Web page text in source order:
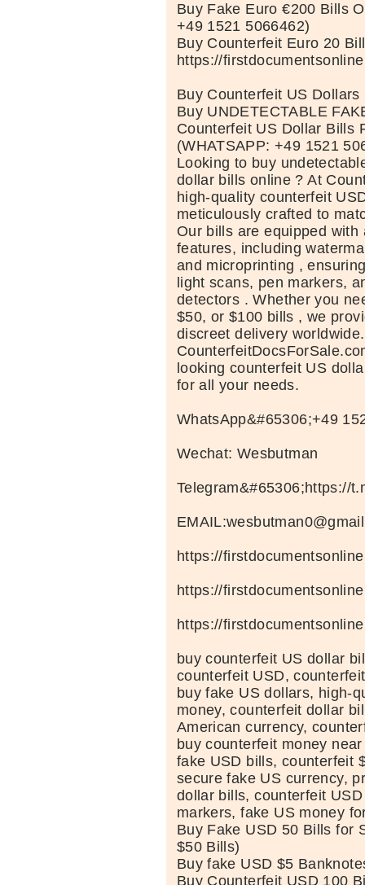
Buy Fake Euro €200 Bills
+49 1521 5066462)
Buy Counterfeit Euro 20
https://
Buy Counterfeit US Dollars
Buy UNDETECTABLE
Counterfeit US Dollar Bills
(WHATSAPP: +49 1521
Looking to buy
dollar bills online ? At
high-quality counterfeit
meticulously crafted to
Our bills are equipped with
features, including
and microprinting ,
light scans, pen markers,
detectors . Whether you
$50, or $100 bills , we
discreet delivery
looking counterfeit US
for all your needs.
WhatsApp&#65306;+49
Wechat: Wesbutman
Telegram&#65306;https://
https://
https://
https://
buy counterfeit US dollar
counterfeit USD,
buy fake US dollars, high-
money, counterfeit dollar
American currency,
buy counterfeit money
fake USD bills, counterfeit
secure fake US currency,
dollar bills, counterfeit
markers, fake US money
Buy Fake USD 50 Bills for
$50 Bills)
Buy fake USD $5
Buy Counterfeit USD 100